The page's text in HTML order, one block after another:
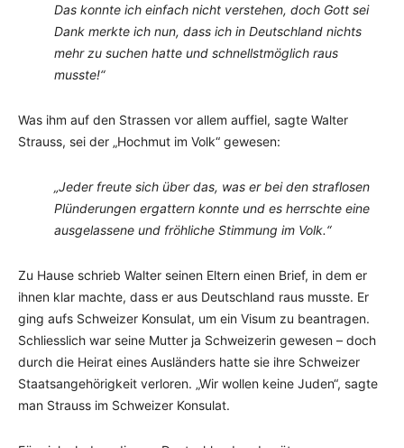
Das konnte ich einfach nicht verstehen, doch Gott sei
Dank merkte ich nun, dass ich in Deutschland nichts
mehr zu suchen hatte und schnellstmöglich raus
musste!“
Was ihm auf den Strassen vor allem auffiel, sagte Walter
Strauss, sei der „Hochmut im Volk“ gewesen:
„Jeder freute sich über das, was er bei den straflosen
Plünderungen ergattern konnte und es herrschte eine
ausgelassene und fröhliche Stimmung im Volk.“
Zu Hause schrieb Walter seinen Eltern einen Brief, in dem er
ihnen klar machte, dass er aus Deutschland raus musste. Er
ging aufs Schweizer Konsulat, um ein Visum zu beantragen.
Schliesslich war seine Mutter ja Schweizerin gewesen – doch
durch die Heirat eines Ausländers hatte sie ihre Schweizer
Staatsangehörigkeit verloren. „Wir wollen keine Juden“, sagte
man Strauss im Schweizer Konsulat.